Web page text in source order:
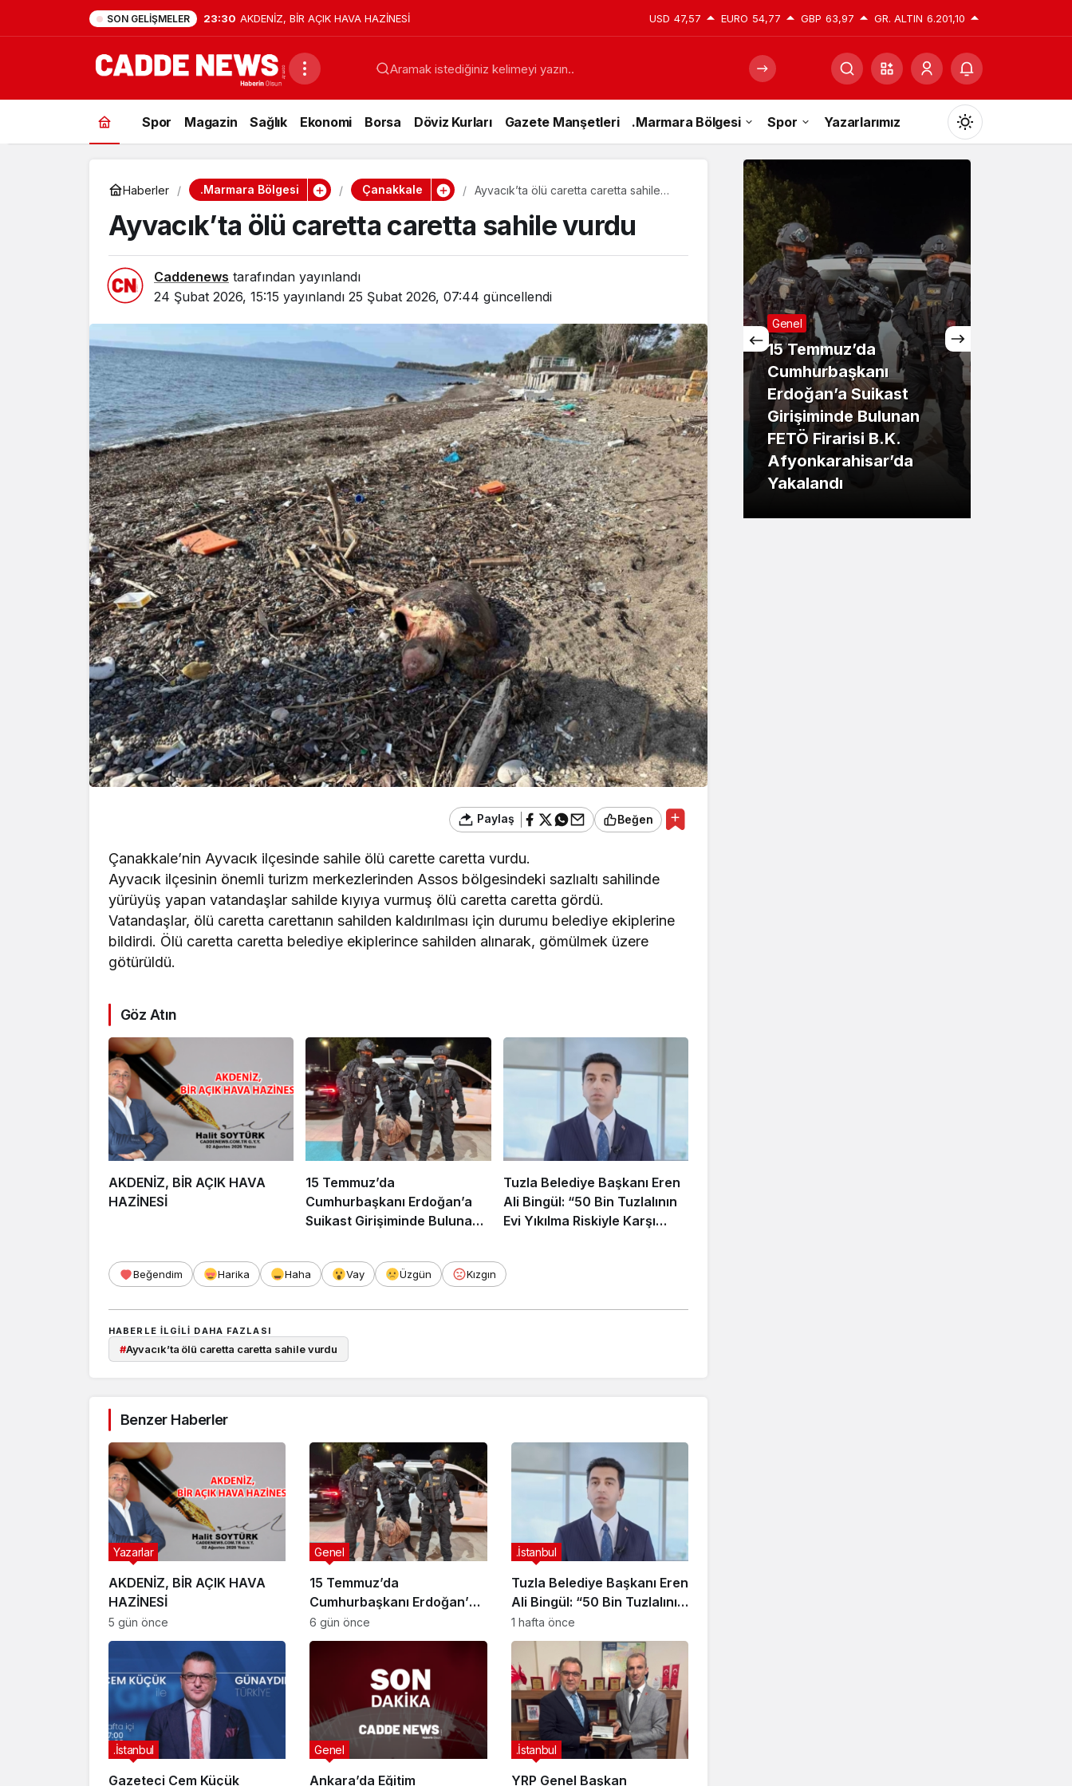
SON GELIŞMELER 23:30 AKDENİZ, BİR AÇIK HAVA HAZİNESİ USD 47,57 EURO 54,77 GBP 63,97 GR. ALTIN 6.201,10
Aramak istediğiniz kelimeyi yazın..
Spor Magazin Sağlık Ekonomi Borsa Döviz Kurları Gazete Manşetleri .Marmara Bölgesi Spor Yazarlarımız
Mod
değiştir
Gündüz Modu
Gündüz modunu seçin.
Gece Modu
Gece modunu seçin.
Sistem Modu
Sistem modunu seçin.
Haberler .Marmara Bölgesi Çanakkale
Ayvacık’ta ölü caretta caretta sahile
Ayvacık’ta ölü caretta caretta sahile vurdu
Caddenews tarafından yayınlandı
24 Şubat 2026, 15:15 yayınlandı 25 Şubat 2026, 07:44 güncellendi
Paylaş Beğen
Çanakkale’nin Ayvacık ilçesinde sahile ölü carette caretta vurdu.
Ayvacık ilçesinin önemli turizm merkezlerinden Assos bölgesindeki sazlıaltı sahilinde
yürüyüş yapan vatandaşlar sahilde kıyıya vurmuş ölü caretta caretta gördü.
Vatandaşlar, ölü caretta carettanın sahilden kaldırılması için durumu belediye ekiplerine
bildirdi. Ölü caretta caretta belediye ekiplerince sahilden alınarak, gömülmek üzere
götürüldü.
Göz Atın
AKDENİZ, BİR AÇIK HAVA
HAZİNESİ
15 Temmuz’da
Cumhurbaşkanı Erdoğan’a
Suikast Girişiminde Bulunan
Afyonkarahisar’da Yakalandı
Tuzla Belediye Başkanı Eren
Ali Bingül: “50 Bin Tuzlalının
Evi Yıkılma Riskiyle Karşı
Beğendim Harika Haha Vay Üzgün Kızgın
HABERLE ILGILI DAHA FAZLASI
#Ayvacık’ta ölü caretta caretta sahile vurdu
Benzer Haberler
AKDENİZ, BİR AÇIK HAVA
HAZİNESİ
Yazarlar
5 gün önce
15 Temmuz’da
Cumhurbaşkanı Erdoğan’a
Suikast Girişiminde Bulunan
FETÖ Firarisi B.K.
Yakalandı
Genel
6 gün önce
Tuzla Belediye Başkanı Eren
Ali Bingül: “50 Bin Tuzlalının
Evi Yıkılma Riskiyle Karşı
Karşıya”
.İstanbul
1 hafta önce
Gazeteci Cem Küçük
.İstanbul
Ankara’da Eğitim
Genel
YRP Genel Başkan
.İstanbul
Yazarlar
AKDENİZ, BİR AÇIK
HAVA HAZİNESİ
Genel
15 Temmuz’da
Cumhurbaşkanı
Erdoğan’a Suikast
Girişiminde Bulunan
FETÖ Firarisi B.K.
Afyonkarahisar’da
Yakalandı